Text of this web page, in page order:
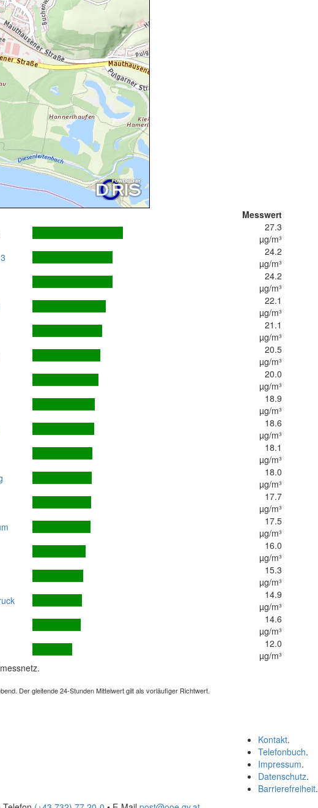
Messwert
27.3
µg/m³
24.2
µg/m³
24.2
µg/m³
22.1
µg/m³
21.1
µg/m³
20.5
µg/m³
20.0
µg/m³
18.9
µg/m³
18.6
µg/m³
18.1
µg/m³
18.0
µg/m³
17.7
µg/m³
17.5
µg/m³
16.0
µg/m³
15.3
µg/m³
14.9
µg/m³
14.6
µg/m³
12.0
µg/m³
Der gleitende 24-Stunden Mittelwert gilt als vorläufiger Richtwert.
Kontakt.
Telefonbuch.
Impressum.
Datenschutz.
Barrierefreiheit.